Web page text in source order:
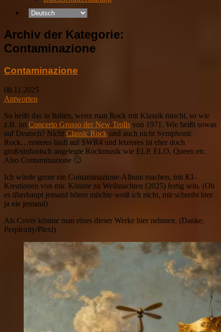
Archiv der Kategorie:
Contaminazione
Contaminazione
08.11.2025
Antworten
So heißt das in Italien, wenn man Rock mit Klassik mischt, so wie
z.B. im Concerto Grosso der New Trolls von 1971. Wie heißt sowas
auf Deutsch? Nicht Classic Rock und auch nicht Symphonic
Rock…ersteres läuft auf SWR4 und letzteres ist eher doch
groß/sinfonisch angelegte Rockmusik wie ELP, ELO, Queen etc.
Also Contaminazione 🙂
Ich würde gerne ein Contaminazione-Album machen, mit KI-
Kreationen von mir. Könnte zu Weihnachten (2025) fertig sein. (Ob
es überhaupt jemand hören möchte weiß ich nicht, mir schreibt hier
ja nie jemand)
Als Cover könnte man eines dieser Werke hier nehmen. (Danke,
Perplexity/Plexi)